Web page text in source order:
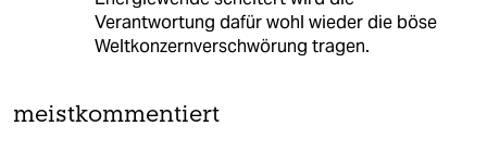
Verantwortung dafür wohl wieder die böse
Weltkonzernverschwörung tragen.
meistkommentiert